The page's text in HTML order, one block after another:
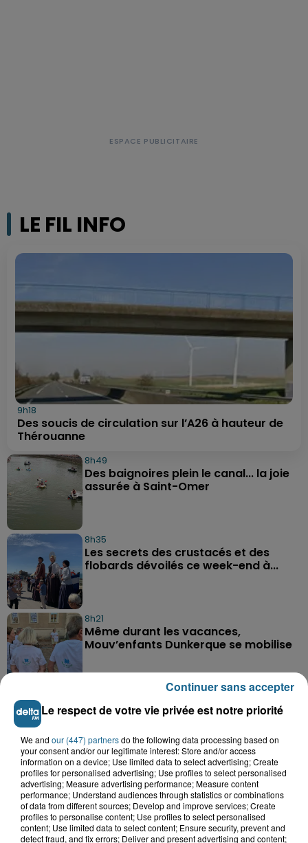
LE FIL INFO
9h18
Des soucis de circulation sur l’A26 à hauteur de
Thérouanne
8h49
Des baignoires plein le canal... la joie
assurée à Saint-Omer
8h35
Les secrets des crustacés et des
flobards dévoilés ce week-end à...
8h21
Même durant les vacances,
Mouv’enfants Dunkerque se mobilise
A GAGNER
Le respect de votre vie privée est notre priorité
We and our (447) partnersdo the following data processing based on
your consent and/or our legitimate interest: Store and/or access
information on a device; Use limited data to select advertising; Create
profiles for personalised advertising; Use profiles to select personalised
advertising; Measure advertising performance; Measure content
performance; Understand audiences through statistics or combinations
of data from different sources; Develop and improve services; Create
profiles to personalise content; Use profiles to select personalised
content; Use limited data to select content; Ensure security, prevent and
detect fraud, and fix errors; Deliver and present advertising and content;
Continuer sans accepter